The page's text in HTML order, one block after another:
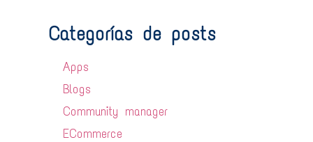
Categorías de posts
Apps
Blogs
Community manager
ECommerce